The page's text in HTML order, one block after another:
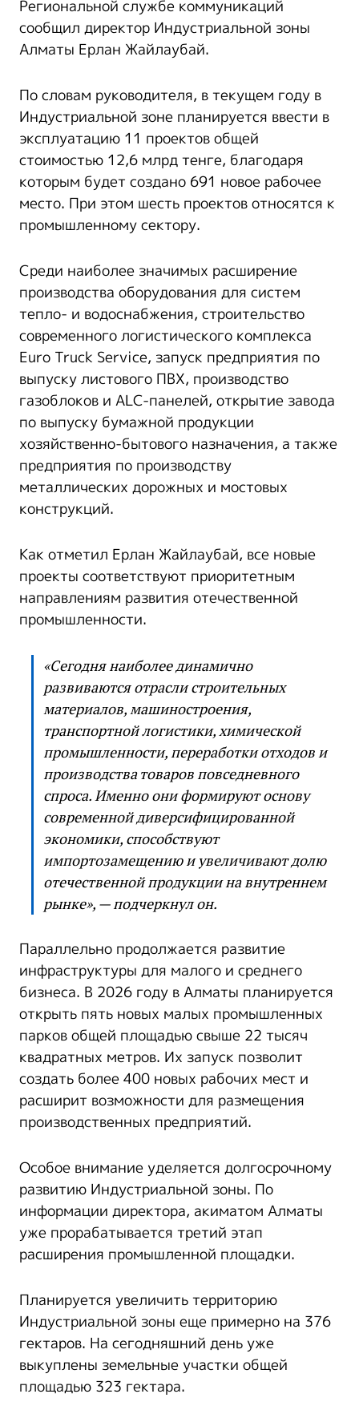
Региональной службе коммуникаций
сообщил директор Индустриальной зоны
Алматы Ерлан Жайлаубай.
По словам руководителя, в текущем году в
Индустриальной зоне планируется ввести в
эксплуатацию 11 проектов общей
стоимостью 12,6 млрд тенге, благодаря
которым будет создано 691 новое рабочее
место. При этом шесть проектов относятся к
промышленному сектору.
Среди наиболее значимых расширение
производства оборудования для систем
тепло- и водоснабжения, строительство
современного логистического комплекса
Euro Truck Service, запуск предприятия по
выпуску листового ПВХ, производство
газоблоков и ALC-панелей, открытие завода
по выпуску бумажной продукции
хозяйственно-бытового назначения, а также
предприятия по производству
металлических дорожных и мостовых
конструкций.
Как отметил Ерлан Жайлаубай, все новые
проекты соответствуют приоритетным
направлениям развития отечественной
промышленности.
«Сегодня наиболее динамично
развиваются отрасли строительных
материалов, машиностроения,
транспортной логистики, химической
промышленности, переработки отходов и
производства товаров повседневного
спроса. Именно они формируют основу
современной диверсифицированной
экономики, способствуют
импортозамещению и увеличивают долю
отечественной продукции на внутреннем
рынке», — подчеркнул он.
Параллельно продолжается развитие
инфраструктуры для малого и среднего
бизнеса. В 2026 году в Алматы планируется
открыть пять новых малых промышленных
парков общей площадью свыше 22 тысяч
квадратных метров. Их запуск позволит
создать более 400 новых рабочих мест и
расширит возможности для размещения
производственных предприятий.
Особое внимание уделяется долгосрочному
развитию Индустриальной зоны. По
информации директора, акиматом Алматы
уже прорабатывается третий этап
расширения промышленной площадки.
Планируется увеличить территорию
Индустриальной зоны еще примерно на 376
гектаров. На сегодняшний день уже
выкуплены земельные участки общей
площадью 323 гектара.